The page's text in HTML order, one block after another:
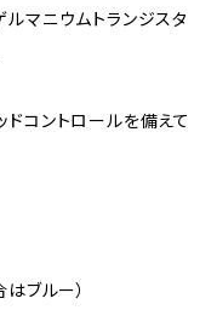
マニウムトランジスタ
ドコントロールを備えて
ブルー）